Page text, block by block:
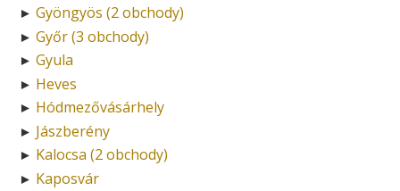
► Gyöngyös (2 obchody)
► Győr (3 obchody)
► Gyula
► Heves
► Hódmezővásárhely
► Jászberény
► Kalocsa (2 obchody)
► Kaposvár